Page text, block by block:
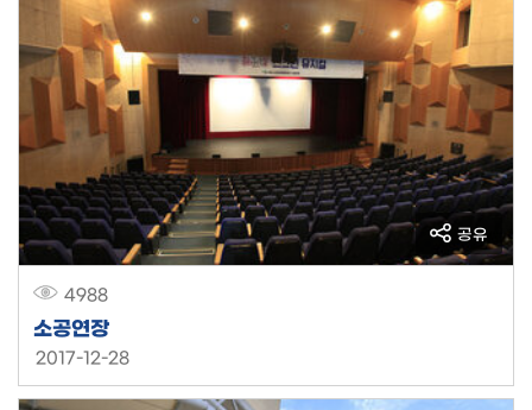
공유
4988
소공연장
2017-12-28